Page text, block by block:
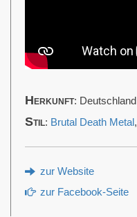
Herkunft: Deutschland
Stil: Brutal Death Metal ,
zur Website
zur Facebook-Seite